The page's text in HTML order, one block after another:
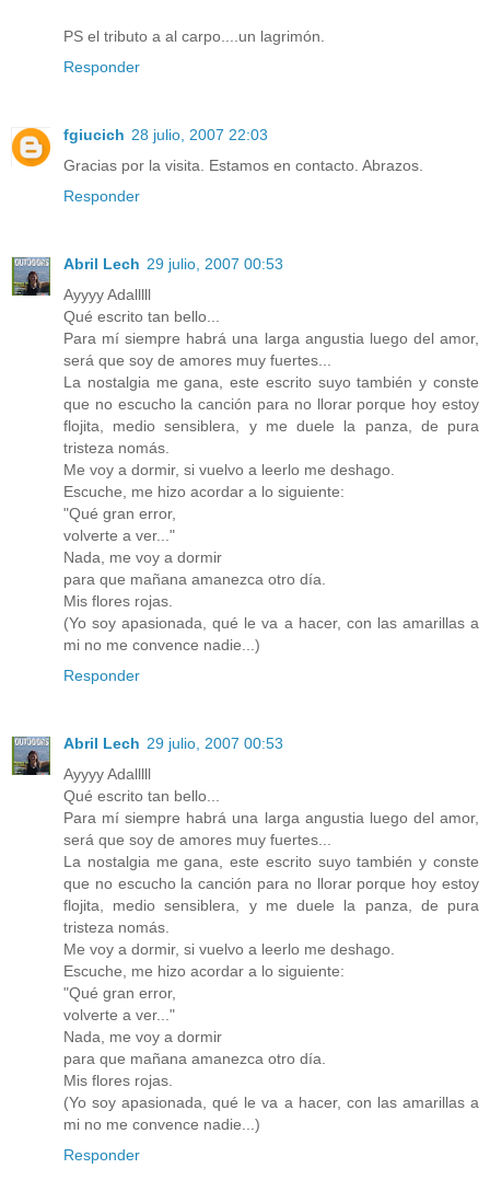
PS el tributo a al carpo....un lagrimón.
Responder
fgiucich 28 julio, 2007 22:03
Gracias por la visita. Estamos en contacto. Abrazos.
Responder
Abril Lech 29 julio, 2007 00:53
Ayyyy Adalllll
Qué escrito tan bello...
Para mí siempre habrá una larga angustia luego del amor,
será que soy de amores muy fuertes...
La nostalgia me gana, este escrito suyo también y conste
que no escucho la canción para no llorar porque hoy estoy
flojita, medio sensiblera, y me duele la panza, de pura
tristeza nomás.
Me voy a dormir, si vuelvo a leerlo me deshago.
Escuche, me hizo acordar a lo siguiente:
"Qué gran error,
volverte a ver..."
Nada, me voy a dormir
para que mañana amanezca otro día.
Mis flores rojas.
(Yo soy apasionada, qué le va a hacer, con las amarillas a
mi no me convence nadie...)
Responder
Abril Lech 29 julio, 2007 00:53
Ayyyy Adalllll
Qué escrito tan bello...
Para mí siempre habrá una larga angustia luego del amor,
será que soy de amores muy fuertes...
La nostalgia me gana, este escrito suyo también y conste
que no escucho la canción para no llorar porque hoy estoy
flojita, medio sensiblera, y me duele la panza, de pura
tristeza nomás.
Me voy a dormir, si vuelvo a leerlo me deshago.
Escuche, me hizo acordar a lo siguiente:
"Qué gran error,
volverte a ver..."
Nada, me voy a dormir
para que mañana amanezca otro día.
Mis flores rojas.
(Yo soy apasionada, qué le va a hacer, con las amarillas a
mi no me convence nadie...)
Responder